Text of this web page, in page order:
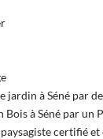
à Séné par
Bois à Séné par un
certifié